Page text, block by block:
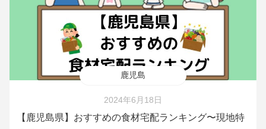
鹿児島
2024年6月18日
【鹿児島県】おすすめの食材宅配ランキング〜現地特